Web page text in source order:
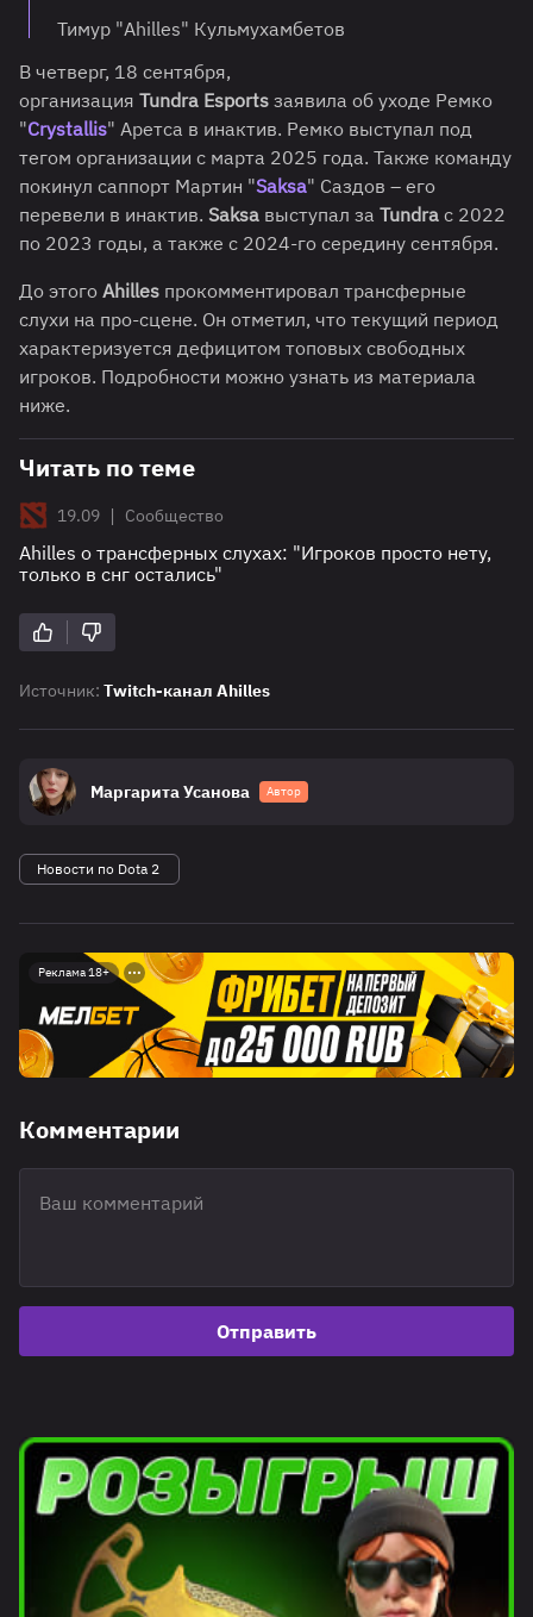
Тимур "Ahilles" Кульмухамбетов
В четверг, 18 сентября,
организация Tundra Esports заявила об уходе Ремко
"Crystallis" Аретса в инактив. Ремко выступал под
тегом организации с марта 2025 года. Также команду
покинул саппорт Мартин "Saksa" Саздов – его
перевели в инактив. Saksa выступал за Tundra c 2022
по 2023 годы, а также с 2024-го середину сентября.
До этого Ahilles прокомментировал трансферные
слухи на про-сцене. Он отметил, что текущий период
характеризуется дефицитом топовых свободных
игроков. Подробности можно узнать из материала
ниже.
Читать по теме
19.09 | Сообщество
Ahilles о трансферных слухах: "Игроков просто нету,
только в снг остались"
Источник: Twitch-канал Ahilles
Маргарита Усанова Автор
Новости по Dota 2
Реклама 18+
Комментарии
Отправить